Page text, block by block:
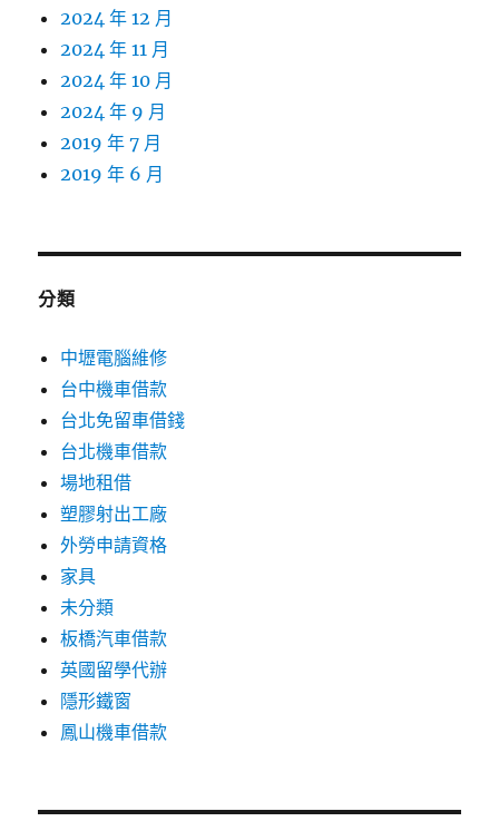
2024 年 12 月
2024 年 11 月
2024 年 10 月
2024 年 9 月
2019 年 7 月
2019 年 6 月
分類
中壢電腦維修
台中機車借款
台北免留車借錢
台北機車借款
場地租借
塑膠射出工廠
外勞申請資格
家具
未分類
板橋汽車借款
英國留學代辦
隱形鐵窗
鳳山機車借款